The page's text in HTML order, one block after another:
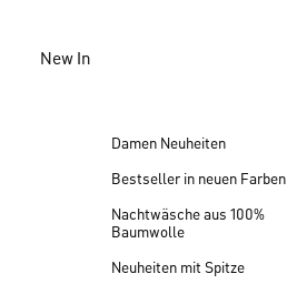
New In
Damen Neuheiten
Bestseller in neuen Farben
Nachtwäsche aus 100%
Baumwolle
Neuheiten mit Spitze